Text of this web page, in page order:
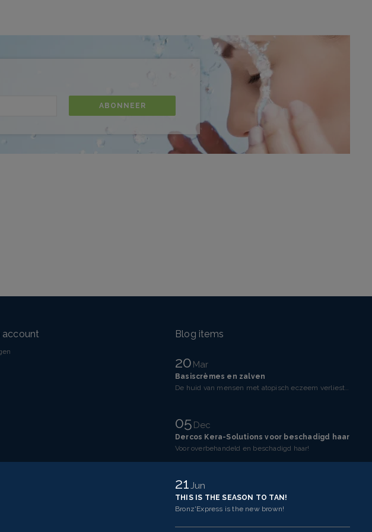
ABONNEER
account Blog items
20Mar
Basiscrèmes en zalven
De huid van mensen met atopisch eczeem verliest makkelijker vocht dan een gezonde huid. Dit komt doo
05Dec
Dercos Kera-Solutions voor beschadigd haar
Voor overbehandeld en beschadigd haar!
21Jun
THIS IS THE SEASON TO TAN!
Bronz'Express is the new brown!